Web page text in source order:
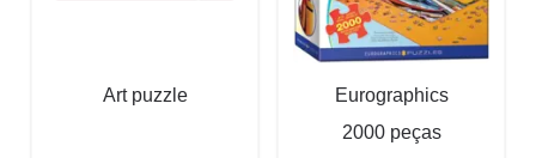
Art puzzle
Eurographics
2000 peças